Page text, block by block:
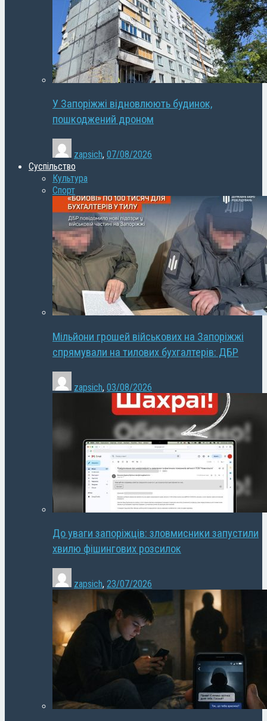
У Запоріжжі відновлюють будинок,
пошкоджений дроном
zapsich, 07/08/2026
Суспільство
Культура
Спорт
Мільйони грошей військових на Запоріжжі
спрямували на тилових бухгалтерів: ДБР
zapsich, 03/08/2026
До уваги запоріжців: зловмисники запустили
хвилю фішингових розсилок
zapsich, 23/07/2026